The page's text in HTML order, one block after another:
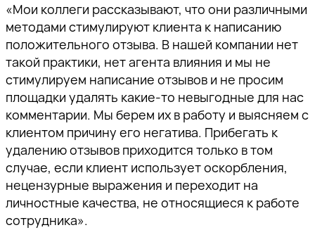
«Мои коллеги рассказывают, что они различными
методами стимулируют клиента к написанию
положительного отзыва. В нашей компании нет
такой практики, нет агента влияния и мы не
стимулируем написание отзывов и не просим
площадки удалять какие-то невыгодные для нас
комментарии. Мы берем их в работу и выясняем с
клиентом причину его негатива. Прибегать к
удалению отзывов приходится только в том
случае, если клиент использует оскорбления,
нецензурные выражения и переходит на
личностные качества, не относящиеся к работе
сотрудника».